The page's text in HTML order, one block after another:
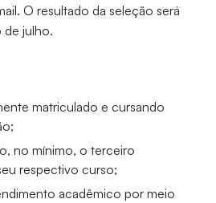
O resultado da seleção será
de julho.
matriculado e cursando
no mínimo, o terceiro
respectivo curso;
acadêmico por meio